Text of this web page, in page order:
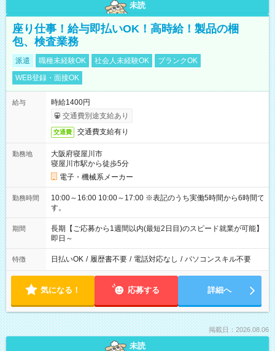
未読
座り仕事！給与即払いOK！高時給！製品の梱
包、検査業務
派遣 職種未経験OK 社会人未経験OK
ブランクOK
WEB登録・面接OK
給与
時給1400円
交通費別途支給あり
交通費 交通費支給有り
勤務地
大阪府寝屋川市
寝屋川市駅から徒歩5分
電子・機械系メーカー
勤務時間
10:00～16:00 10:00～17:00 ※表記のうち実働5時間から6時間で
す。
期間
長期【ご応募から1週間以内(最短2日目)のスピード就業が可能】
即日～
特徴 日払いOK / 履歴書不要 / 電話対応なし / パソコンスキル不要
気になる！ 応募する 詳細へ
掲載日：2026.08.06
未読